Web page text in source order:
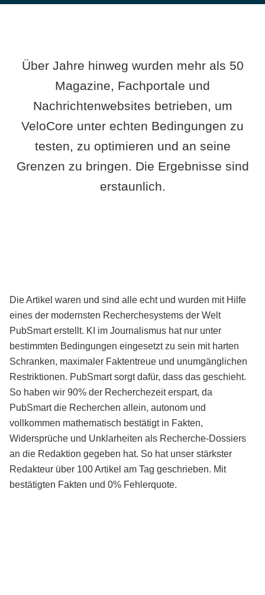
Über Jahre hinweg wurden mehr als 50
Magazine, Fachportale und
Nachrichtenwebsites betrieben, um
VeloCore unter echten Bedingungen zu
testen, zu optimieren und an seine
Grenzen zu bringen. Die Ergebnisse sind
erstaunlich.
Die Artikel waren und sind alle echt und wurden mit Hilfe
eines der modernsten Recherchesystems der Welt
PubSmart erstellt. KI im Journalismus hat nur unter
bestimmten Bedingungen eingesetzt zu sein mit harten
Schranken, maximaler Faktentreue und unumgänglichen
Restriktionen. PubSmart sorgt dafür, dass das geschieht.
So haben wir 90% der Recherchezeit erspart, da
PubSmart die Recherchen allein, autonom und
vollkommen mathematisch bestätigt in Fakten,
Widersprüche und Unklarheiten als Recherche-Dossiers
an die Redaktion gegeben hat. So hat unser stärkster
Redakteur über 100 Artikel am Tag geschrieben. Mit
bestätigten Fakten und 0% Fehlerquote.